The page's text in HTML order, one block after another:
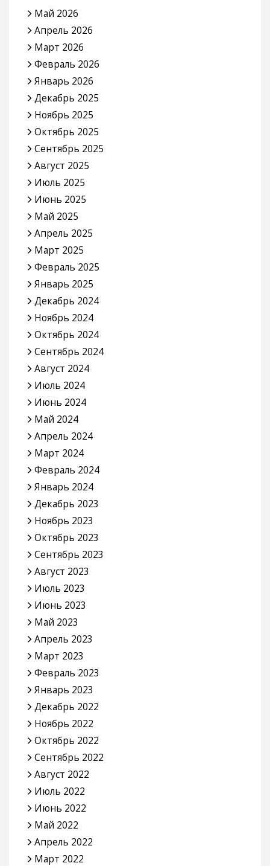
Май 2026
Апрель 2026
Март 2026
Февраль 2026
Январь 2026
Декабрь 2025
Ноябрь 2025
Октябрь 2025
Сентябрь 2025
Август 2025
Июль 2025
Июнь 2025
Май 2025
Апрель 2025
Март 2025
Февраль 2025
Январь 2025
Декабрь 2024
Ноябрь 2024
Октябрь 2024
Сентябрь 2024
Август 2024
Июль 2024
Июнь 2024
Май 2024
Апрель 2024
Март 2024
Февраль 2024
Январь 2024
Декабрь 2023
Ноябрь 2023
Октябрь 2023
Сентябрь 2023
Август 2023
Июль 2023
Июнь 2023
Май 2023
Апрель 2023
Март 2023
Февраль 2023
Январь 2023
Декабрь 2022
Ноябрь 2022
Октябрь 2022
Сентябрь 2022
Август 2022
Июль 2022
Июнь 2022
Май 2022
Апрель 2022
Март 2022